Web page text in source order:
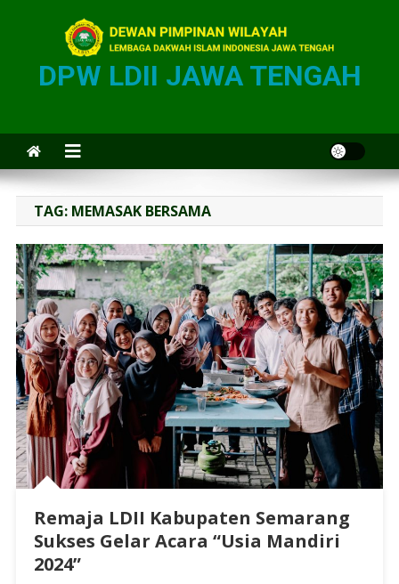
DPW LDII JAWA TENGAH
TAG: MEMASAK BERSAMA
Remaja LDII Kabupaten Semarang
Sukses Gelar Acara “Usia Mandiri
2024”